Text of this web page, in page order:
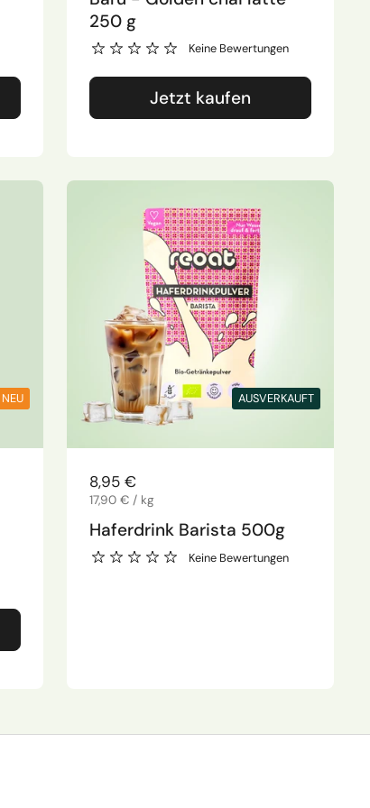
250 g
Keine Bewertungen
Jetzt kaufen
NEU
Regulärer Preis
8,95 €
Stückpreis
17,90 € / kg
Haferdrink Barista 500g
Keine Bewertungen
AUSVERKAUFT